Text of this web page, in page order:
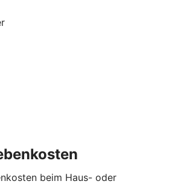
beim Haus- oder